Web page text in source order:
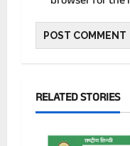
RELATED STORIES